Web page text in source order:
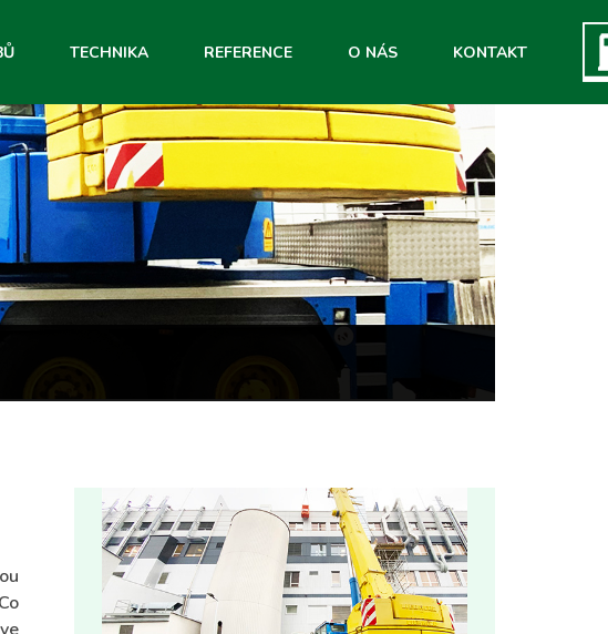
TECHNIKA REFERENCE O NÁS KONTAKT